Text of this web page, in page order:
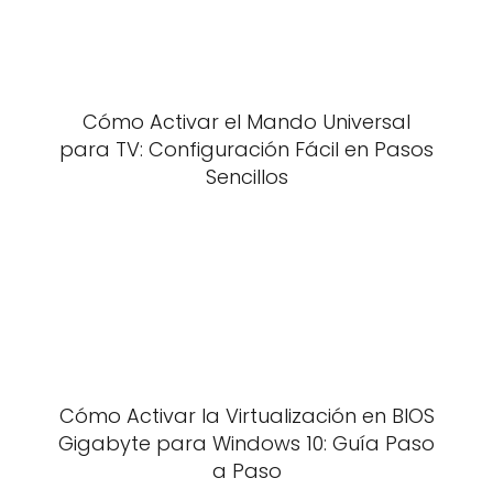
Cómo Activar el Mando Universal
para TV: Configuración Fácil en Pasos
Sencillos
Cómo Activar la Virtualización en BIOS
Gigabyte para Windows 10: Guía Paso
a Paso